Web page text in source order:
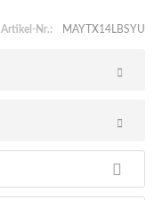
Artikel-Nr.: MAYTX14LBSYU